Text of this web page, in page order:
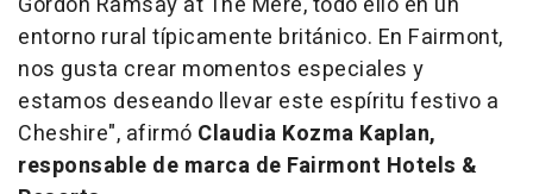
entorno rural típicamente británico. En Fairmont,
nos gusta crear momentos especiales y
estamos deseando llevar este espíritu festivo a
Cheshire", afirmó Claudia Kozma Kaplan,
responsable de marca de Fairmont Hotels &